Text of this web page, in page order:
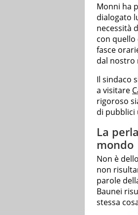
Monni ha
dialogato
necessità
con quello
fasce
dal nostro
Il sindaco
a visitare
rigoroso
di pubblici
La
mondo
Non è
non
parole
Baunei
stessa